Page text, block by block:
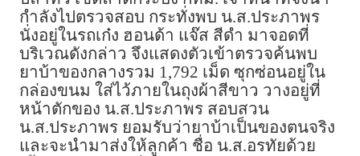
กำลังไปตรวจสอบ กระทั่งพบ น.ส.ประภาพร
นั่งอยู่ในรถเก๋ง ฮอนด้า แจ๊ส สีดำ มาจอดที่
บริเวณดังกล่าว จึงแสดงตัวเข้าตรวจค้นพบ
ยาบ้าของกลางรวม 1,792 เม็ด ซุกซ่อนอยู่ใน
กล่องขนม ใส่ไว้ภายในถุงผ้าสีขาว วางอยู่ที่
หน้าตักของ น.ส.ประภาพร สอบสวน
น.ส.ประภาพร ยอมรับว่ายาบ้าเป็นของตนจริง
และจะนำมาส่งให้ลูกค้า ชื่อ น.ส.อรทัยด้วย